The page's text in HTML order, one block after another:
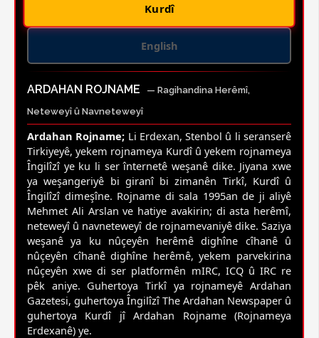
Kurdî
English
ARDAHAN ROJNAME
— Ragihandina Herêmî,
Neteweyî û Navneteweyî
Ardahan Rojname; Li Erdexan, Stenbol û li seranserê
Tirkiyeyê, yekem rojnameya Kurdî û yekem rojnameya
Îngilîzî ye ku li ser înternetê weşanê dike. Jiyana xwe
ya weşangeriyê bi giranî bi zimanên Tirkî, Kurdî û
Îngilîzî dimeşîne. Rojname di sala 1995an de ji aliyê
Mehmet Ali Arslan ve hatiye avakirin; di asta herêmî,
neteweyî û navneteweyî de rojnamevaniyê dike. Saziya
weşanê ya ku nûçeyên herêmê dighîne cîhanê û
nûçeyên cîhanê dighîne herêmê, yekem parvekirina
nûçeyên xwe di ser platformên mIRC, ICQ û IRC re
pêk aniye. Guhertoya Tirkî ya rojnameyê Ardahan
Gazetesi, guhertoya Îngilîzî The Ardahan Newspaper û
guhertoya Kurdî jî Ardahan Rojname (Rojnameya
Erdexanê) ye.